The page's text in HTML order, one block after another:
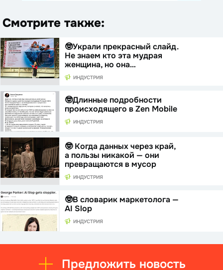
Смотрите также:
🤓Украли прекрасный слайд.
Не знаем кто эта мудрая
женщина, но она…
ИНДУСТРИЯ
🤓Длинные подробности
происходящего в Zen Mobile
ИНДУСТРИЯ
🤓 Когда данных через край,
а пользы никакой — они
превращаются в мусор
ИНДУСТРИЯ
🤓В словарик маркетолога —
AI Slop
ИНДУСТРИЯ
Предложить новость